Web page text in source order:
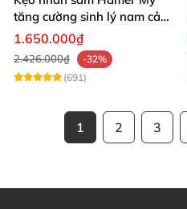
tăng cường sinh lý nam cải
thiện sức khỏe
1.650.000₫
2.426.000₫
-32%
(691)
1 2 3